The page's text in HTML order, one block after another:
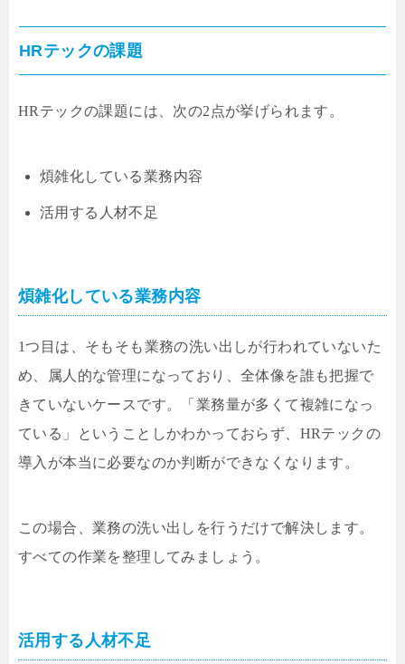
HRテックの課題
HRテックの課題には、次の2点が挙げられます。
煩雑化している業務内容
活用する人材不足
煩雑化している業務内容
1つ目は、そもそも業務の洗い出しが行われていないた
め、属人的な管理になっており、全体像を誰も把握で
きていないケースです。「業務量が多くて複雑になっ
ている」ということしかわかっておらず、HRテックの
導入が本当に必要なのか判断ができなくなります。
この場合、業務の洗い出しを行うだけで解決します。
すべての作業を整理してみましょう。
活用する人材不足